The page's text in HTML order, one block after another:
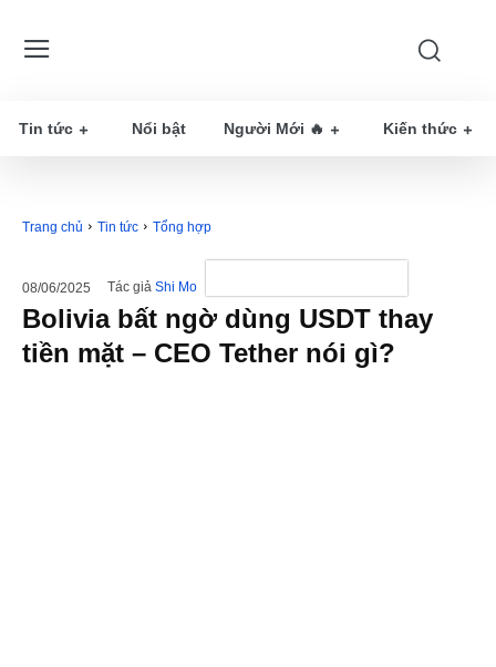
Tin tức Nổi bật Người Mới 🔥 Kiến thức
Trang chủ Tin tức Tổng hợp
08/06/2025 Tác giả Shi Mo
Bolivia bất ngờ dùng USDT thay
tiền mặt – CEO Tether nói gì?